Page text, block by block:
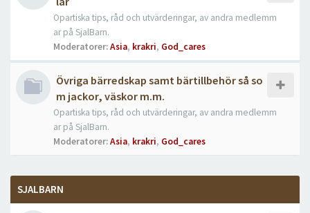
Opartiska tips, råd och utvärderingar, av andra medlemm
ar på SjalBarn.
Moderatorer:Asia, krakri, God_cares
Övriga bärredskap samt bärtillbehör så so
m jackor, väskor m.m.
Opartiska tips, råd och utvärderingar, av andra medlemm
ar på SjalBarn.
Moderatorer:Asia, krakri, God_cares
SJALBARN